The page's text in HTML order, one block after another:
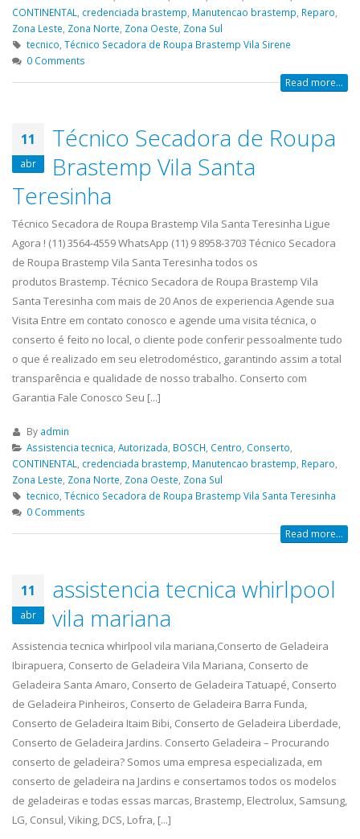
CONTINENTAL, credenciada brastemp, Manutencao brastemp, Reparo,
Zona Leste, Zona Norte, Zona Oeste, Zona Sul
tecnico, Técnico Secadora de Roupa Brastemp Vila Sirene
0 Comments
Read more...
11
abr
Técnico Secadora de Roupa
Brastemp Vila Santa
Teresinha
Técnico Secadora de Roupa Brastemp Vila Santa Teresinha Ligue
Agora ! (11) 3564-4559 WhatsApp (11) 9 8958-3703 Técnico Secadora
de Roupa Brastemp Vila Santa Teresinha todos os
produtos Brastemp. Técnico Secadora de Roupa Brastemp Vila
Santa Teresinha com mais de 20 Anos de experiencia Agende sua
Visita Entre em contato conosco e agende uma visita técnica, o
conserto é feito no local, o cliente pode conferir pessoalmente tudo
o que é realizado em seu eletrodoméstico, garantindo assim a total
transparência e qualidade de nosso trabalho. Conserto com
Garantia Fale Conosco Seu [...]
By admin
Assistencia tecnica, Autorizada, BOSCH, Centro, Conserto,
CONTINENTAL, credenciada brastemp, Manutencao brastemp, Reparo,
Zona Leste, Zona Norte, Zona Oeste, Zona Sul
tecnico, Técnico Secadora de Roupa Brastemp Vila Santa Teresinha
0 Comments
Read more...
11
abr
assistencia tecnica whirlpool
vila mariana
Assistencia tecnica whirlpool vila mariana,Conserto de Geladeira
Ibirapuera, Conserto de Geladeira Vila Mariana, Conserto de
Geladeira Santa Amaro, Conserto de Geladeira Tatuapé, Conserto
de Geladeira Pinheiros, Conserto de Geladeira Barra Funda,
Conserto de Geladeira Itaim Bibi, Conserto de Geladeira Liberdade,
Conserto de Geladeira Jardins. Conserto Geladeira – Procurando
conserto de geladeira? Somos uma empresa especializada, em
conserto de geladeira na Jardins e consertamos todos os modelos
de geladeiras e todas essas marcas, Brastemp, Electrolux, Samsung,
LG, Consul, Viking, DCS, Lofra, [...]